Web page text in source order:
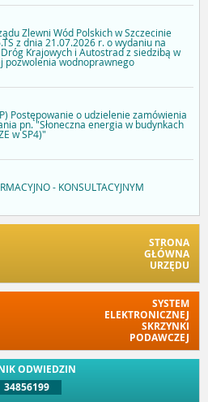
Zlewni Wód Polskich w Szczecinie
z dnia 21.07.2026 r. o wydaniu na
Krajowych i Autostrad z siedzibą w
pozwolenia wodnoprawnego
Postępowanie o udzielenie zamówienia
pn. "Słoneczna energia w budynkach
w SP4)"
- KONSULTACYJNYM
STRONA
GŁÓWNA
URZĘDU
SYSTEM
ELEKTRONICZNEJ
SKRZYNKI
PODAWCZEJ
ODWIEDZIN
34856199